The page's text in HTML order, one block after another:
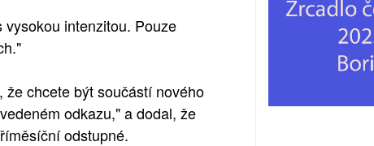
intenzitou. Pouze
chcete být součástí nového
odkazu," a dodal, že
odstupné.